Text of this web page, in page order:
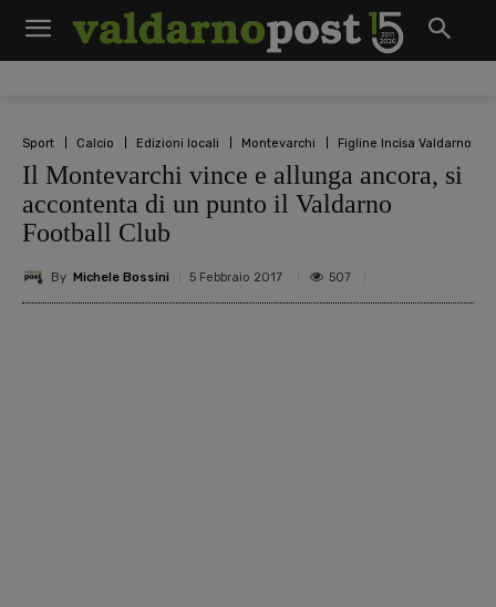
Sport Calcio Edizioni locali Montevarchi Figline Incisa Valdarno
Il Montevarchi vince e allunga ancora, si
accontenta di un punto il Valdarno
Football Club
By Michele Bossini 5 Febbraio 2017 507